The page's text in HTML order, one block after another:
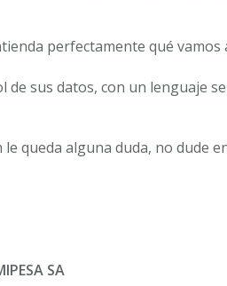
perfectamente qué vamos
sus datos, con un lenguaje
queda alguna duda, no dude
SA